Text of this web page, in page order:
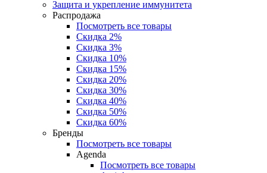
Защита и укрепление иммунитета
Распродажа
Посмотреть все товары
Скидка 2%
Скидка 3%
Скидка 10%
Скидка 15%
Скидка 20%
Скидка 30%
Скидка 40%
Скидка 50%
Скидка 60%
Бренды
Посмотреть все товары
Agenda
Посмотреть все товары